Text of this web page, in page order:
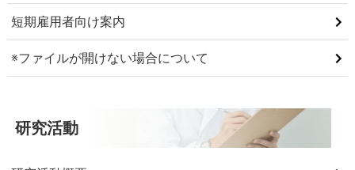
短期雇用者向け案内
※ファイルが開けない場合について
研究活動